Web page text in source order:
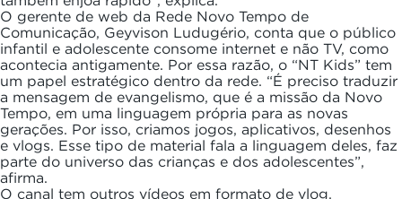
O gerente de web da Rede Novo Tempo de
Comunicação, Geyvison Ludugério, conta que o público
infantil e adolescente consome internet e não TV, como
acontecia antigamente. Por essa razão, o “NT Kids” tem
um papel estratégico dentro da rede. “É preciso traduzir
a mensagem de evangelismo, que é a missão da Novo
Tempo, em uma linguagem própria para as novas
gerações. Por isso, criamos jogos, aplicativos, desenhos
e vlogs. Esse tipo de material fala a linguagem deles, faz
parte do universo das crianças e dos adolescentes”,
afirma.
O canal tem outros vídeos em formato de vlog,